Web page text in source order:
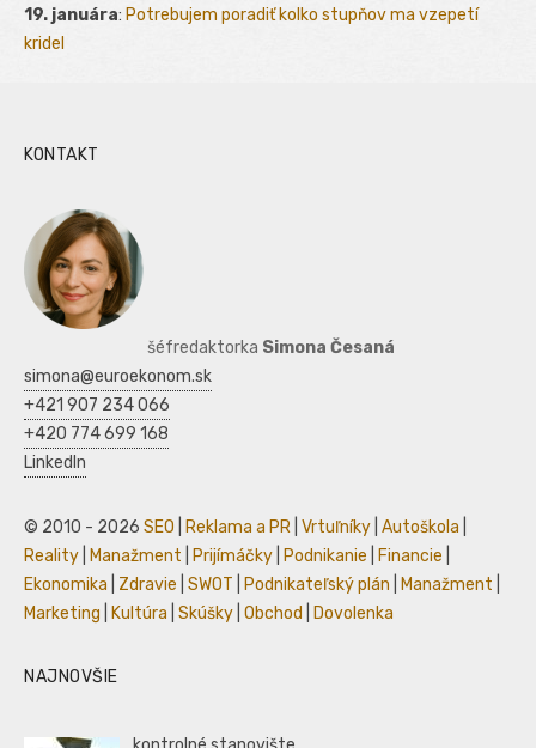
19. januára: Potrebujem poradiť kolko stupňov ma vzepetí
kridel
KONTAKT
šéfredaktorka Simona Česaná
simona@euroekonom.sk
+421 907 234 066
+420 774 699 168
LinkedIn
© 2010 - 2026 SEO Reklama a PR Vrtuľníky Autoškola
Reality Manažment Prijímáčky Podnikanie Financie
Ekonomika
Zdravie SWOT Podnikateľský plán Manažment
Marketing Kultúra Skúšky Obchod Dovolenka
NAJNOVŠIE